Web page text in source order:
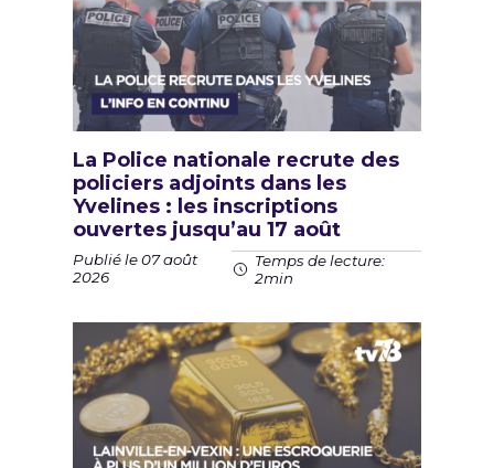
La Police nationale recrute des
policiers adjoints dans les
Yvelines : les inscriptions
ouvertes jusqu’au 17 août
Publié le 07 août
2026
Temps de lecture:
2min